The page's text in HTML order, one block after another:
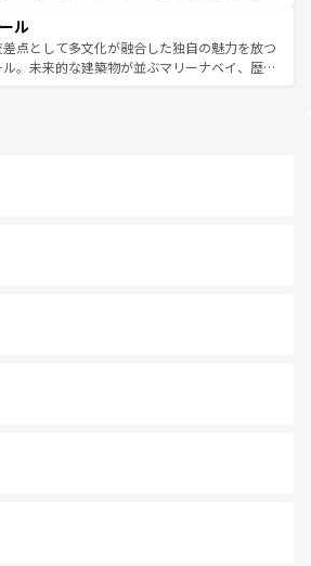
い。
は一年中温暖で、どの季節にも異なる楽しみ
。親しみやすいタイの人々、仏教を中心とし
て多様な観光資源が、訪れる旅人を魅了し続
れても感動するはず。観光スポットが密集し
よく見どころを回れるのも魅力。息をのむよ
文化的な体験まで、香港を存分に楽しみ尽く
ル
点として多文化が融合した独自の魅力を放つ
。未来的な建築物が並ぶマリーナベイ、歴史
ズは地元の風情を楽しめる外せないスポット